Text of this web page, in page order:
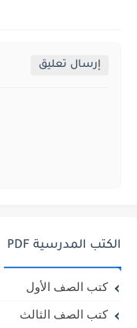
إرسال تعليق
الكتب المدرسية PDF
كتب الصف الأول
كتب الصف الثالث